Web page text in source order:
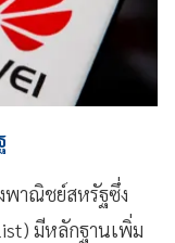
พาณิชย์สหรัฐซึ่ง
มีหลักฐานเพิ่ม